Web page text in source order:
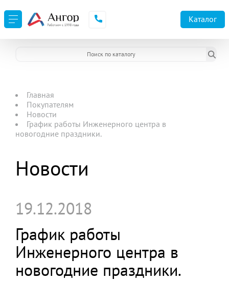
Каталог
Главная
Покупателям
Новости
График работы Инженерного центра в
новогодние праздники.
Новости
19.12.2018
График работы
Инженерного центра в
новогодние праздники.